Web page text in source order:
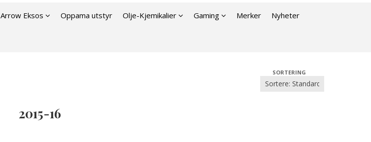
Arrow Eksos Oppama utstyr Olje-Kjemikalier Gaming Merker Nyheter
SORTERING
2015-16
Trykk ENTER for å søke